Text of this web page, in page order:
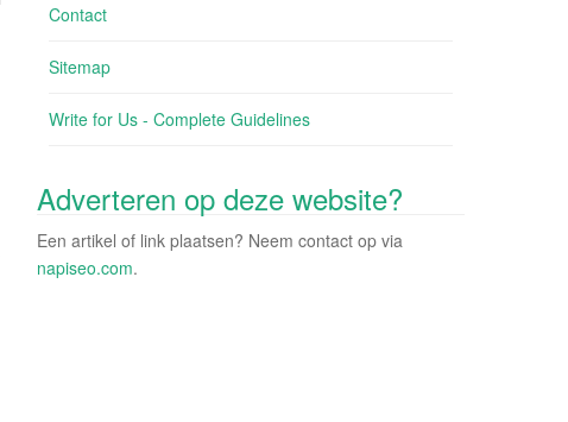
Contact
Sitemap
Write for Us - Complete Guidelines
Adverteren op deze website?
Een artikel of link plaatsen? Neem contact op via
napiseo.com.